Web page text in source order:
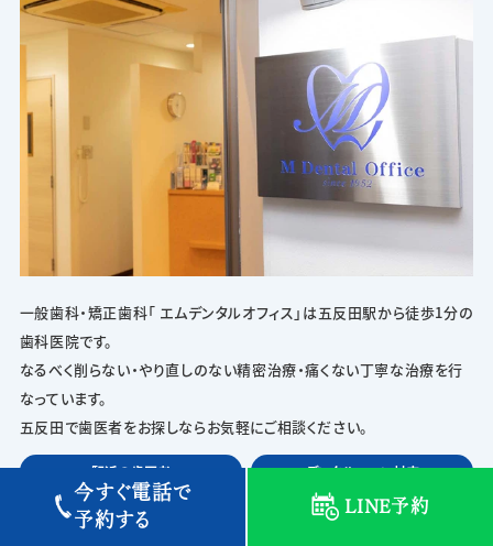
一般歯科・矯正歯科「 エムデンタルオフィス」は五反田駅から徒歩1分の
歯科医院です。
なるべく削らない・やり直しのない精密治療・痛くない丁寧な治療を行
なっています。
五反田で歯医者をお探しならお気軽にご相談ください。
駅近の歯医者 デンタルローン対応
土曜診療 充実の歯科医療設備
今すぐ電話で
予約する
LINE予約